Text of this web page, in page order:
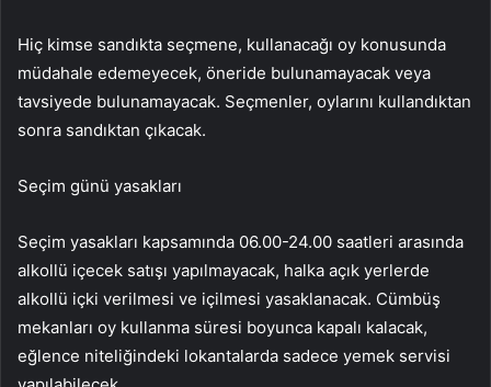
Hiç kimse sandıkta seçmene, kullanacağı oy konusunda
müdahale edemeyecek, öneride bulunamayacak veya
tavsiyede bulunamayacak. Seçmenler, oylarını kullandıktan
sonra sandıktan çıkacak.
Seçim günü yasakları
Seçim yasakları kapsamında 06.00-24.00 saatleri arasında
alkollü içecek satışı yapılmayacak, halka açık yerlerde
alkollü içki verilmesi ve içilmesi yasaklanacak. Cümbüş
mekanları oy kullanma süresi boyunca kapalı kalacak,
eğlence niteliğindeki lokantalarda sadece yemek servisi